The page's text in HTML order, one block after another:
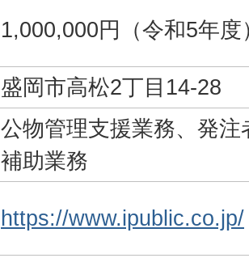
1,000,000円（令和5年度
盛岡市高松2丁目14-28
公物管理支援業務、発
補助業務
https://www.ipublic.co.jp/